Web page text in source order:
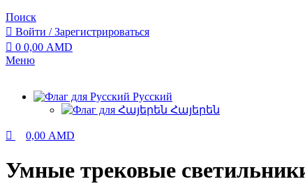
Поиск
Войти / Зарегистрироваться
0 0,00 AMD
Меню
Русский
Հայերեն
0,00 AMD
Умные трековые